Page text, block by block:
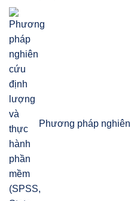
Phương pháp